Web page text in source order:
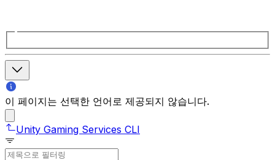
이 페이지는 선택한 언어로 제공되지 않습니다.
Unity Gaming Services CLI